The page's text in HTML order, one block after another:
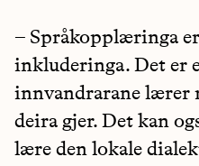
– Språkopplæringa
inkluderinga. Det er
innvandrarane lærer
deira gjer. Det kan
lære den lokale